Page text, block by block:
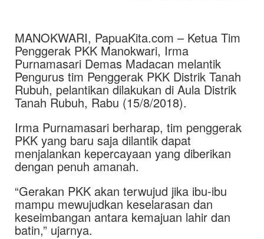
MANOKWARI, PapuaKita.com – Ketua Tim
Penggerak PKK Manokwari, Irma
Purnamasari Demas Madacan melantik
Pengurus tim Penggerak PKK Distrik Tanah
Rubuh, pelantikan dilakukan di Aula Distrik
Tanah Rubuh, Rabu (15/8/2018).
Irma Purnamasari berharap, tim penggerak
PKK yang baru saja dilantik dapat
menjalankan kepercayaan yang diberikan
dengan penuh amanah.
“Gerakan PKK akan terwujud jika ibu-ibu
mampu mewujudkan keselarasan dan
keseimbangan antara kemajuan lahir dan
batin,” ujarnya.